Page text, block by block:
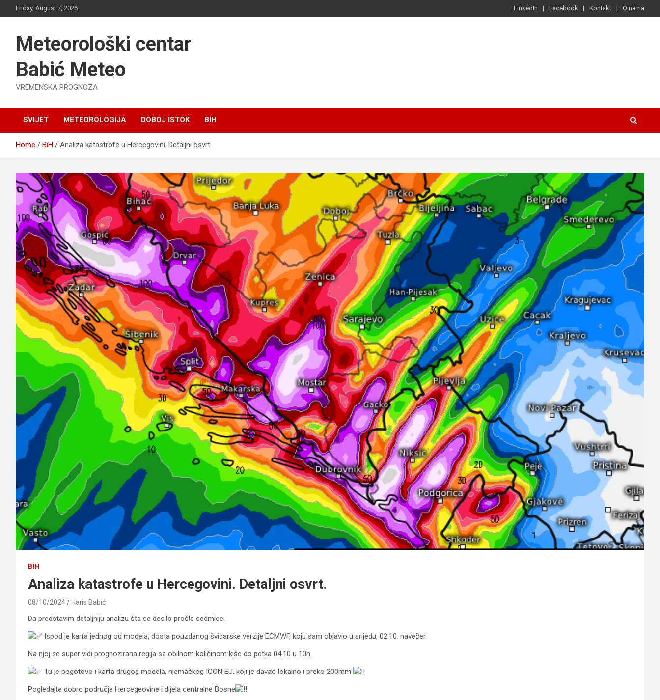
to
Friday, August 7, 2026 LinkedIn Facebook Kontakt O nama
Meteorološki centar
Babić Meteo
VREMENSKA PROGNOZA
SVIJET METEOROLOGIJA DOBOJ ISTOK BIH
Home BiH Analiza katastrofe u Hercegovini. Detaljni osvrt.
BIH
Analiza katastrofe u Hercegovini. Detaljni osvrt.
08/10/2024 Haris Babić
Da predstavim detaljniju analizu šta se desilo prošle sedmice.
Ispod je karta jednog od modela, dosta pouzdanog švicarske verzije ECMWF, koju sam objavio u srijedu, 02.10. navečer.
Na njoj se super vidi prognozirana regija sa obilnom količinom kiše do petka 04.10 u 10h.
Tu je pogotovo i karta drugog modela, njemačkog ICON EU, koji je davao lokalno i preko 200mm
Pogledajte dobro područje Hercegeovine i dijela centralne Bosne